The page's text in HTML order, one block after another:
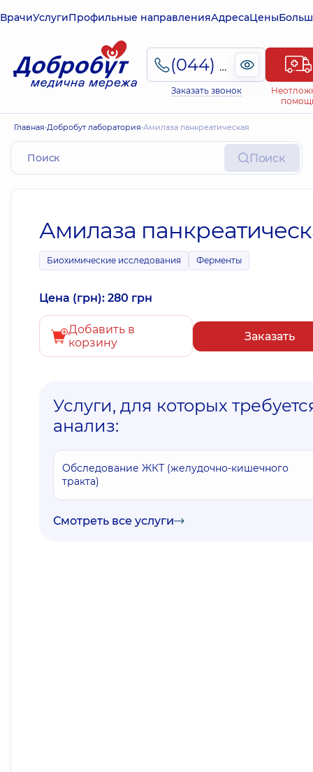
ВрачиУслугиПрофильные направленияАдресаЦены
(044) 495-2-888
Заказать звонок
Главная Добробут лаборатория Амилаза панкреатическая
Поиск
Амилаза
Биохимические исследования Ферменты
Цена (грн): 280 грн
Добавить в
корзину
Заказать
Услуги, для которых
анализ:
Обследование ЖКТ (желудочно-кишечного
тракта)
Смотреть все услуги